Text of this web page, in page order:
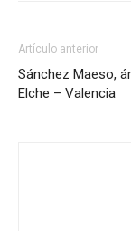
Artículo anterior
Sánchez Maeso,
Elche – Valencia